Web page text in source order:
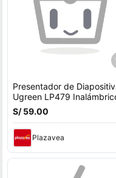
Presentador de
Ugreen LP479
con Puntero Láser
S/ 59.00
Plazavea